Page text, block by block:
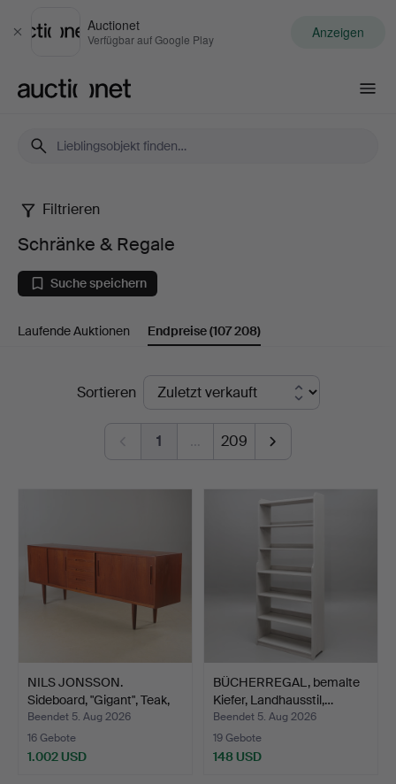
Schließen
Auctionet
Verfügbar auf Google Play Anzeigen
Schränke
Regale
Filtrieren
Schränke & Regale
Suche speichern
Laufende Auktionen Endpreise(107 208)
EndpreiseSortieren
1 … 209
NILS JONSSON.
Sideboard, "Gigant", Teak,
T…
Beendet 5. Aug 2026
16 Gebote
1.002 USD
BÜCHERREGAL, bemalte
Kiefer, Landhausstil,…
Beendet 5. Aug 2026
19 Gebote
148 USD